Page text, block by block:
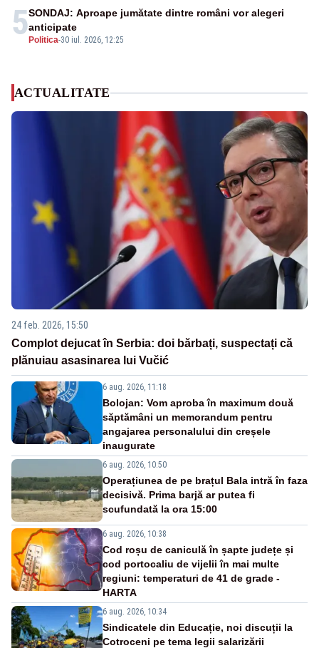
5 Politica-30 iul. 2026, 12:25
SONDAJ: Aproape jumătate dintre români vor alegeri
anticipate
ACTUALITATE
24 feb. 2026, 15:50
Complot dejucat în Serbia: doi bărbați, suspectați că
plănuiau asasinarea lui Vučić
6 aug. 2026, 11:18
Bolojan: Vom aproba în maximum două
săptămâni un memorandum pentru
angajarea personalului din creșele
inaugurate
6 aug. 2026, 10:50
Operațiunea de pe brațul Bala intră în faza
decisivă. Prima barjă ar putea fi
scufundată la ora 15:00
6 aug. 2026, 10:38
Cod roșu de caniculă în șapte județe și
cod portocaliu de vijelii în mai multe
regiuni: temperaturi de 41 de grade -
HARTA
6 aug. 2026, 10:34
Sindicatele din Educație, noi discuții la
Cotroceni pe tema legii salarizării